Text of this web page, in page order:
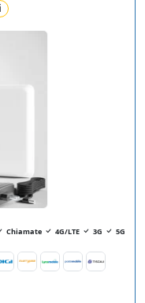
Chiamate 4G/LTE 3G 5G